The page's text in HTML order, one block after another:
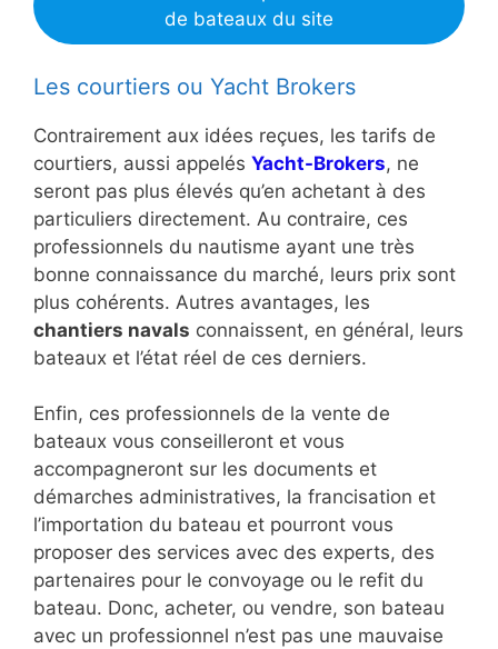
de bateaux du site
Les courtiers ou Yacht Brokers
Contrairement aux idées reçues, les tarifs de
courtiers, aussi appelés Yacht-Brokers, ne
seront pas plus élevés qu’en achetant à des
particuliers directement. Au contraire, ces
professionnels du nautisme ayant une très
bonne connaissance du marché, leurs prix sont
plus cohérents. Autres avantages, les
chantiers navals connaissent, en général, leurs
bateaux et l’état réel de ces derniers.
Enfin, ces professionnels de la vente de
bateaux vous conseilleront et vous
accompagneront sur les documents et
démarches administratives, la francisation et
l’importation du bateau et pourront vous
proposer des services avec des experts, des
partenaires pour le convoyage ou le refit du
bateau. Donc, acheter, ou vendre, son bateau
avec un professionnel n’est pas une mauvaise